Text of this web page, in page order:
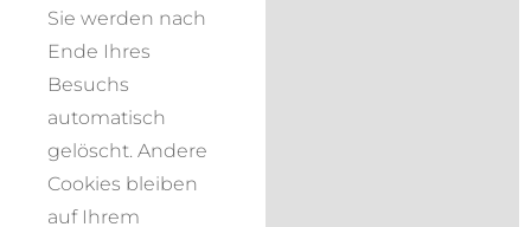
Sie werden nach
Ende Ihres
Besuchs
automatisch
gelöscht. Andere
Cookies bleiben
auf Ihrem